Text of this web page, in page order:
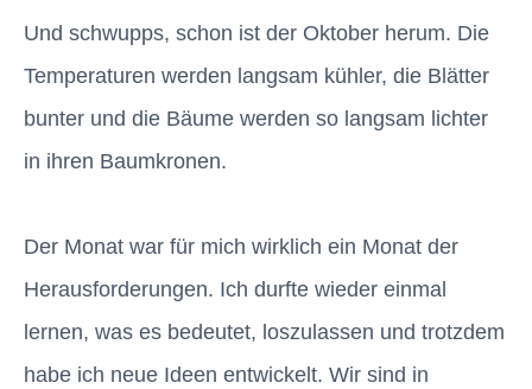
Und schwupps, schon ist der Oktober herum. Die
Temperaturen werden langsam kühler, die Blätter
bunter und die Bäume werden so langsam lichter
in ihren Baumkronen.
Der Monat war für mich wirklich ein Monat der
Herausforderungen. Ich durfte wieder einmal
lernen, was es bedeutet, loszulassen und trotzdem
habe ich neue Ideen entwickelt. Wir sind in